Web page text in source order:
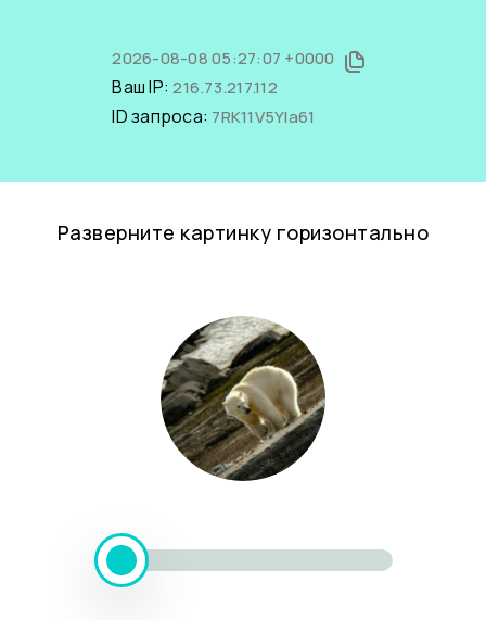
2026-08-08 05:27:07 +0000
Ваш IP:216.73.217.112
ID запроса: 7RK11V5YIa61
Разверните картинку горизонтально